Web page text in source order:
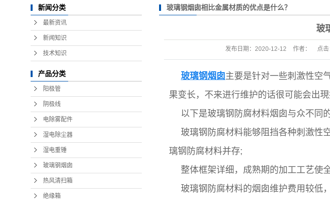
新闻分类
最新资讯
新闻知识
技术知识
产品分类
阳极管
阴极线
电除雾配件
湿电除尘器
湿电重锤
玻璃钢烟囱
热风清扫箱
绝缘箱
玻璃钢烟囱相比金属材质的优点是什么？
玻
发布日期： 2020-12-12 作者： 点击
玻璃钢烟囱 主要是针对一些刺激性空
果变长，不来进行维护的话很可能会出現
以下是玻璃钢防腐材料烟囱与众不同
玻璃钢防腐材料能够阻挡各种刺激性
璃钢防腐材料并存;
整体框架详细，成熟期的加工工艺使
玻璃钢防腐材料的烟囱维护费用较低